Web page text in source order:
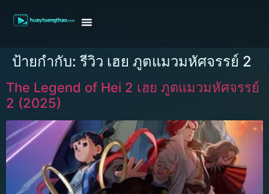
ป้ายกำกับ: รีวิว เฮย ภูตแมวมหัศจรรย์ 2
The Legend of Hei 2 เฮย ภูตแมวมหัศจรรย์
2 (2025)